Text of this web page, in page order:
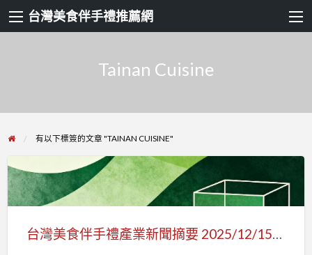
台灣美食伴手禮推薦網
Tainan Cuisine
有以下標簽的文章 "TAINAN CUISINE"
台
灣
台灣美食伴手禮產業新聞摘要 2025/12/15-2025/12/21